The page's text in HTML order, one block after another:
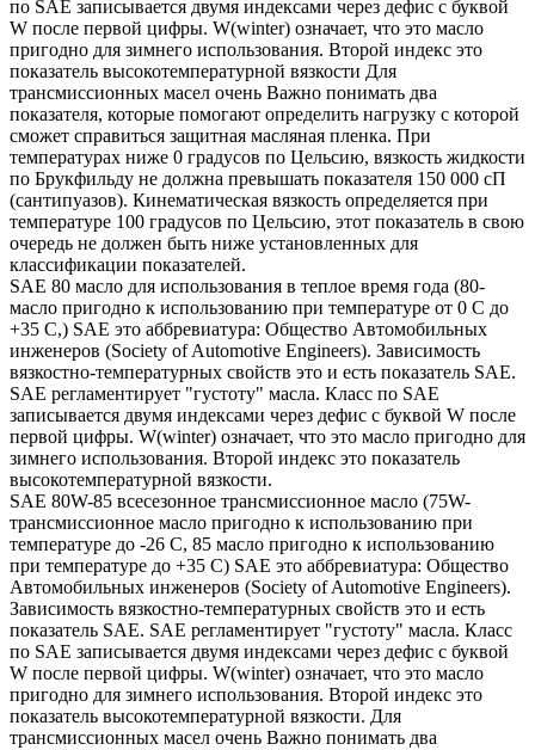
по SAE записывается двумя индексами через дефис с буквой
W после первой цифры. W(winter) означает, что это масло
пригодно для зимнего использования. Второй индекс это
показатель высокотемпературной вязкости Для
трансмиссионных масел очень Важно понимать два
показателя, которые помогают определить нагрузку с которой
сможет справиться защитная масляная пленка. При
температурах ниже 0 градусов по Цельсию, вязкость жидкости
по Брукфильду не должна превышать показателя 150 000 сП
(сантипуазов). Кинематическая вязкость определяется при
температуре 100 градусов по Цельсию, этот показатель в свою
очередь не должен быть ниже установленных для
классификации показателей.
SAE 80 масло для использования в теплое время года (80-
масло пригодно к использованию при температуре от 0 С до
+35 С,) SAE это аббревиатура: Общество Автомобильных
инженеров (Society of Automotive Engineers). Зависимость
вязкостно-температурных свойств это и есть показатель SAE.
SAE регламентирует "густоту" масла. Класс по SAE
записывается двумя индексами через дефис с буквой W после
первой цифры. W(winter) означает, что это масло пригодно для
зимнего использования. Второй индекс это показатель
высокотемпературной вязкости.
SAE 80W-85 всесезонное трансмиссионное масло (75W-
трансмиссионное масло пригодно к использованию при
температуре до -26 С, 85 масло пригодно к использованию
при температуре до +35 С) SAE это аббревиатура: Общество
Автомобильных инженеров (Society of Automotive Engineers).
Зависимость вязкостно-температурных свойств это и есть
показатель SAE. SAE регламентирует "густоту" масла. Класс
по SAE записывается двумя индексами через дефис с буквой
W после первой цифры. W(winter) означает, что это масло
пригодно для зимнего использования. Второй индекс это
показатель высокотемпературной вязкости. Для
трансмиссионных масел очень Важно понимать два